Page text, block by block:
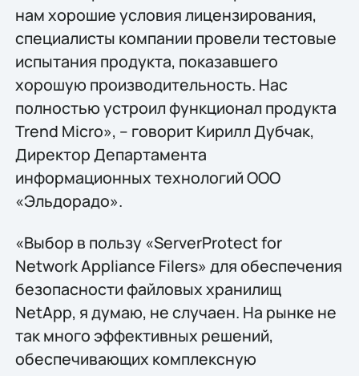
нам хорошие условия лицензирования,
специалисты компании провели тестовые
испытания продукта, показавшего
хорошую производительность. Нас
полностью устроил функционал продукта
Trend Micro», – говорит Кирилл Дубчак,
Директор Департамента
информационных технологий ООО
«Эльдорадо».
«Выбор в пользу «ServerProtect for
Network Appliance Filers» для обеспечения
безопасности файловых хранилищ
NetApp, я думаю, не случаен. На рынке не
так много эффективных решений,
обеспечивающих комплексную